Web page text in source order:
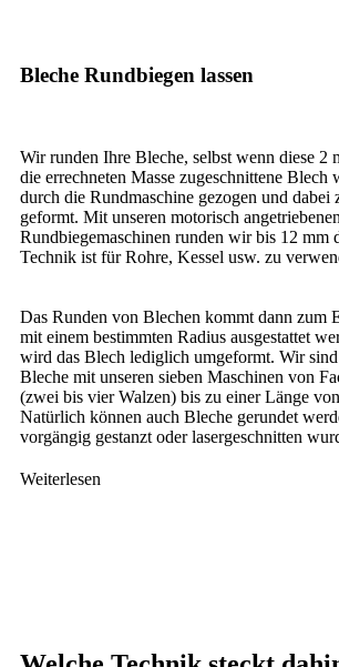
Bleche Rundbiegen lassen
Wir runden Ihre Bleche, selbst wenn diese 2
die errechneten Masse zugeschnittene Blech
durch die Rundmaschine gezogen und dabei
geformt. Mit unseren motorisch
Rundbiegemaschinen runden wir bis 12 mm
Technik ist für Rohre, Kessel usw. zu
Das Runden von Blechen kommt dann zum
mit einem bestimmten Radius ausgestattet
wird das Blech lediglich umgeformt. Wir
Bleche mit unseren sieben Maschinen von
(zwei bis vier Walzen) bis zu einer Länge
Natürlich können auch Bleche gerundet
vorgängig gestanzt oder lasergeschnitten
Weiterlesen